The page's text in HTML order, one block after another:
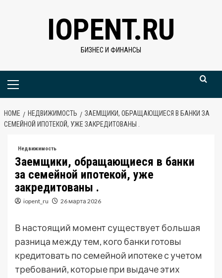
IOPENT.RU
БИЗНЕС И ФИНАНСЫ
Primary
HOME НЕДВИЖИМОСТЬ
ЗАЕМЩИКИ, ОБРАЩАЮЩИЕСЯ В БАНКИ ЗА
СЕМЕЙНОЙ ИПОТЕКОЙ, УЖЕ ЗАКРЕДИТОВАНЫ .
Недвижимость
Заемщики, обращающиеся в банки
за семейной ипотекой, уже
закредитованы .
iopent_ru 26 марта 2026
В настоящий момент существует большая
разница между тем, кого банки готовы
кредитовать по семейной ипотеке с учетом
требований, которые при выдаче этих